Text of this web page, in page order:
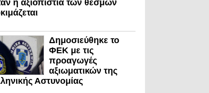
η αξιοπιστία των θεσμών
Δημοσιεύθηκε το
ΦΕΚ με τις
προαγωγές
αξιωματικών της
Αστυνομίας